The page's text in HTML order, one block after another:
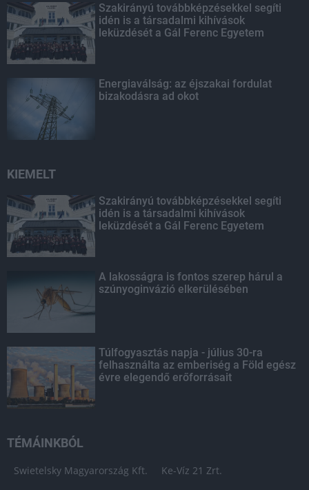
Szakirányú továbbképzésekkel segíti
idén is a társadalmi kihívások
leküzdését a Gál Ferenc Egyetem
Energiaválság: az éjszakai fordulat
bizakodásra ad okot
KIEMELT
Szakirányú továbbképzésekkel segíti
idén is a társadalmi kihívások
leküzdését a Gál Ferenc Egyetem
A lakosságra is fontos szerep hárul a
szúnyoginvázió elkerülésében
Túlfogyasztás napja - július 30-ra
felhasználta az emberiség a Föld egész
évre elegendő erőforrásait
TÉMÁINKBÓL
Swietelsky Magyarország Kft. Ke-Víz 21 Zrt.